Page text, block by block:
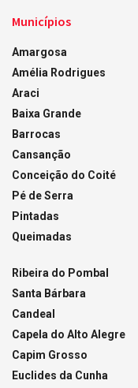
Municípios
Amargosa
Amélia Rodrigues
Araci
Baixa Grande
Barrocas
Cansanção
Conceição do Coité
Pé de Serra
Pintadas
Queimadas
Ribeira do Pombal
Santa Bárbara
Candeal
Capela do Alto Alegre
Capim Grosso
Euclides da Cunha